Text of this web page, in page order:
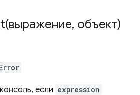
выражение, объект)
Error
если expression